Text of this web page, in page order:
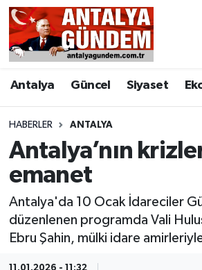
Antalya Güncel Siyaset
HABERLER ANTALYA
Antalya’nın
emanet
Antalya'da 10 Ocak İdareciler
düzenlenen programda Vali
Ebru Şahin, mülki idare
Antalya
Asayiş
Bilim & Teknoloji
Bölge
EĞİTİM
Ekonomi
Genel
Antalya Nöbetçi Eczaneler
Antalya Hava Durumu
Antalya Namaz Vakitleri
Antalya Trafik Yoğunluk
Süper Lig Puan Durumu ve
Tüm Manşetler
Son Dakika Haberleri